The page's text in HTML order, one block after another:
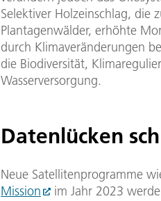
Selektiver Holzeinschlag, die
Plantagenwälder, erhöhte
durch Klimaveränderungen
die Biodiversität,
Wasserversorgung.
Datenlücken
Neue Satellitenprogramme
Mission
im Jahr 2023